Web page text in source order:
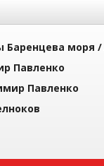
Баренцева моря /
Павленко
Павленко